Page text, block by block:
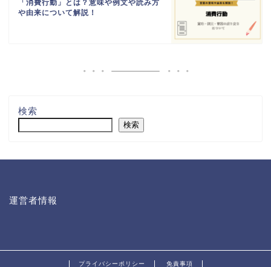
「消費行動」とは？意味や例文や読み方
や由来について解説！
検索
検索
運営者情報
プライバシーポリシー 免責事項